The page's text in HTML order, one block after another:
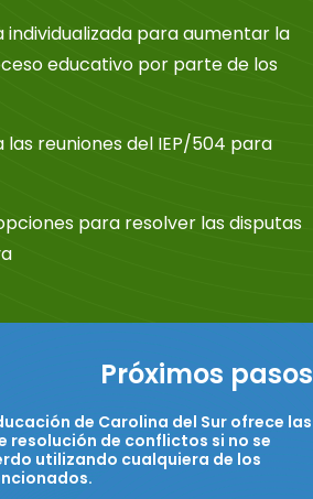
individualizada para aumentar la
educativo por parte de los
las reuniones del IEP/504 para
para resolver las disputas
Próximos pasos
de Carolina del Sur ofrece las
resolución de conflictos si no se
utilizando cualquiera de los